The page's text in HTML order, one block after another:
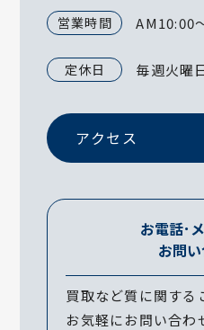
営業時間 AM10:00
定休日 毎週火曜
アクセス
お電話･
お問
買取など質に関する
お気軽にお問い合わ